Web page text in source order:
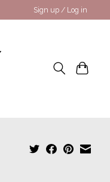
Sign up / Log in